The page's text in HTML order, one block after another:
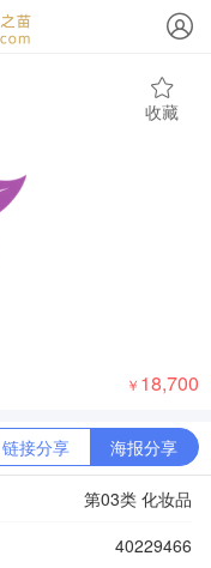
收藏
￥ 18,700
链接分享 海报分享
第03类 化妆品
40229466